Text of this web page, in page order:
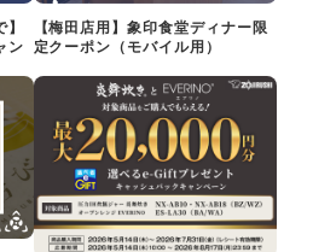
ン
【梅田店用】象印食堂ディナー限
定クーポン（モバイル用）